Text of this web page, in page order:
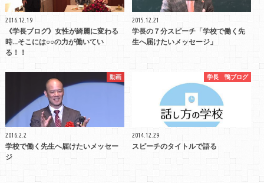
2016.12.19
《学長ブログ》女性が綺麗に変わる
時…そこには○○の力が働いてい
る！！
2015.12.21
学長の７分スピーチ「学校で働く先
生へ届けたいメッセージ」
動画
2016.2.2
学校で働く先生へ届けたいメッセー
ジ
学長 鴨ブログ
2014.12.29
スピーチのタイトルで語る